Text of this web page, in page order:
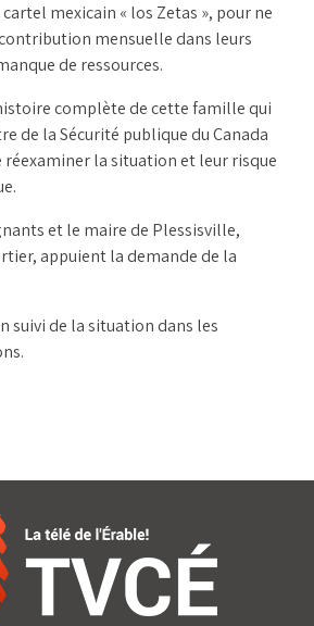
mexicain « los Zetas », pour ne
mensuelle dans leurs
de ressources.
complète de cette famille qui
de la Sécurité publique du Canada
la situation et leur risque
et le maire de Plessisville,
appuient la demande de la
suivi de la situation dans les